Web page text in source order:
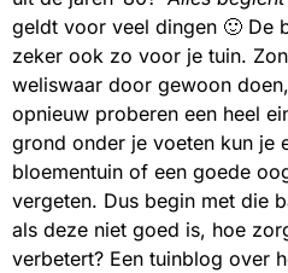
geldt voor veel dingen 🙂 De
zeker ook zo voor je tuin.
weliswaar door gewoon
opnieuw proberen een heel
grond onder je voeten kun je
bloementuin of een goede
vergeten. Dus begin met die
als deze niet goed is, hoe
verbetert? Een tuinblog over